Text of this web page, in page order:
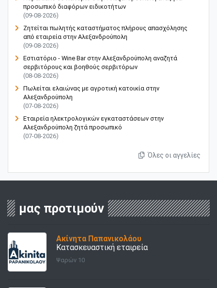
προσωπικό διαφόρων ειδικοτήτων
(09-08-2026)
Ζητείται πωλητής καταστήματος πλήρους απασχόλησης
από εταιρεία στην Αλεξανδρούπολη
(09-08-2026)
Εστιατόριο - Wine Bar στην Αλεξανδρούπολη αναζητά
σερβιτόρους και βοηθούς σερβιτόρων
(08-08-2026)
Πωλείται ελαιώνας με αγροτική κατοικία στην
Αλεξανδρούπολη
(07-08-2026)
Εταιρεία ηλεκτρολογικών εγκαταστάσεων στην
Αλεξανδρούπολη ζητά προσωπικό
(07-08-2026)
Όλες οι αγγελίες
μας προτιμούν
Ακίνητα Παπανικολάου
Κατασκευαστική εταιρεία
Ψαρών 10